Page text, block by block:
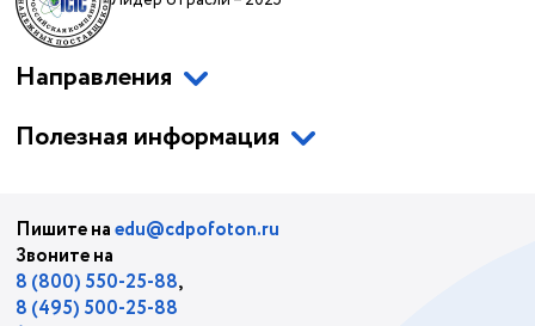
Направления
Полезная информация
Пишите наedu@cdpofoton.ru
Звоните на
8 (800) 550-25-88,
8 (495) 500-25-88